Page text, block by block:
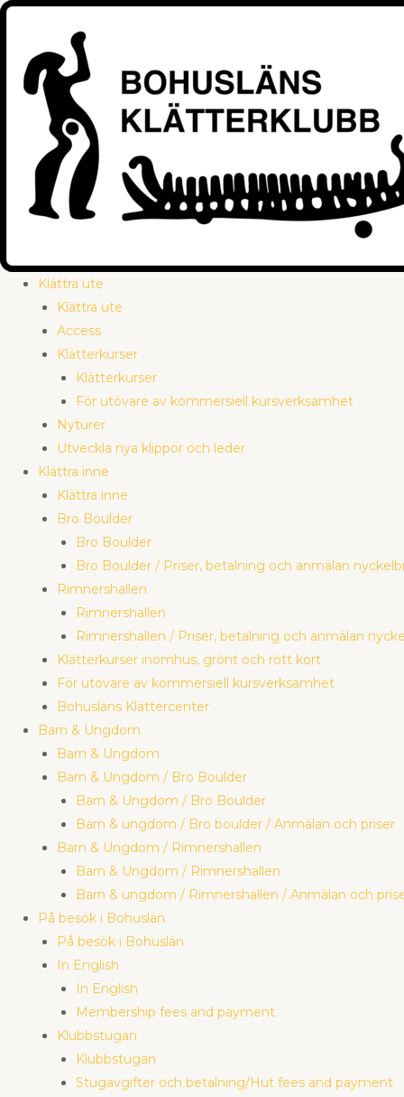
Hoppa
innehåll
Klättra ute
Klättra ute
Access
Klätterkurser
Klätterkurser
För utövare av kommersiell kursverksamhet
Nyturer
Utveckla nya klippor och leder
Klättra inne
Klättra inne
Bro Boulder
Bro Boulder
Bro Boulder / Priser, betalning och anmälan
Rimnershallen
Rimnershallen
Rimnershallen / Priser, betalning och anmälan
Klätterkurser inomhus, grönt och rött kort
För utövare av kommersiell kursverksamhet
Bohusläns Klättercenter
Barn & Ungdom
Barn & Ungdom
Barn & Ungdom / Bro Boulder
Barn & Ungdom / Bro Boulder
Barn & ungdom / Bro boulder / Anmälan och priser
Barn & Ungdom / Rimnershallen
Barn & Ungdom / Rimnershallen
Barn & ungdom / Rimnershallen / Anmälan och
På besök i Bohuslän
På besök i Bohuslän
In English
In English
Membership fees and payment
Klubbstugan
Klubbstugan
Stugavgifter och betalning/Hut fees and payment